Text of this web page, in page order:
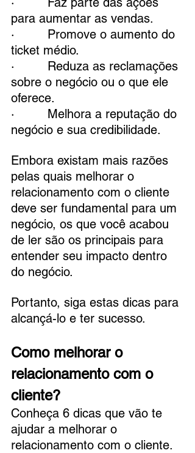
para aumentar as vendas.
·         Promove o aumento do
ticket médio.
·         Reduza as reclamações
sobre o negócio ou o que ele
oferece.
·         Melhora a reputação do
negócio e sua credibilidade.
Embora existam mais razões
pelas quais melhorar o
relacionamento com o cliente
deve ser fundamental para um
negócio, os que você acabou
de ler são os principais para
entender seu impacto dentro
do negócio.
Portanto, siga estas dicas para
alcançá-lo e ter sucesso.
Como melhorar o
relacionamento com o
cliente?
Conheça 6 dicas que vão te
ajudar a melhorar o
relacionamento com o cliente.